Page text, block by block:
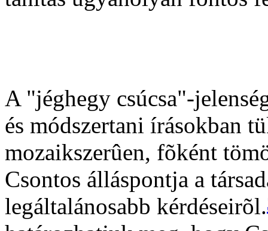
A "jéghegy csúcsa"-
és módszertani írásokban
mozaikszerûen, fõként
Csontos álláspontja a
legáltalánosabb kérdéseirõl.